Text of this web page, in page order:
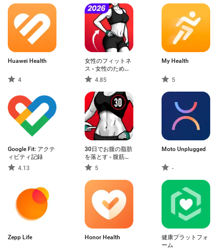
Huawei Health
4
女性のフィットネ
ス - 女性のための
ワークアウト
4.85
My Health
5
Google Fit: アクテ
ィビティ記録
4.13
30日でお腹の脂肪
を落とす - 腹筋ア
プリ & 筋トレ
5
Moto Unplugged
-
Zepp Life Honor Health
健康プラットフォ
ーム